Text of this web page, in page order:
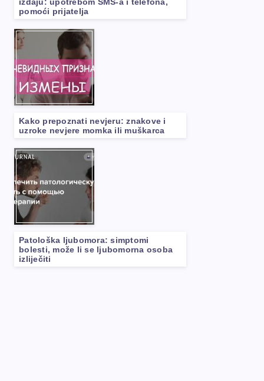
pomoći prijatelja
Kako prepoznati nevjeru: znakove i
uzroke nevjere momka ili muškarca
Patološka ljubomora: simptomi
bolesti, može li se ljubomorna osoba
izliječiti